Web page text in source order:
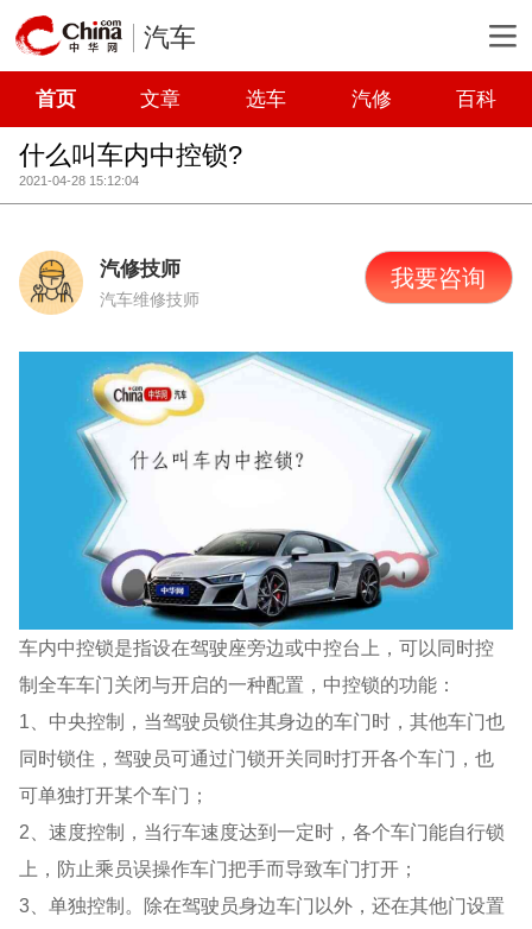
汽车
首页 文章 选车 汽修 百科
什么叫车内中控锁?
2021-04-28 15:12:04
汽修技师
汽车维修技师
我要咨询
车内中控锁是指设在驾驶座旁边或中控台上，可以同时控
制全车车门关闭与开启的一种配置，中控锁的功能：
1、中央控制，当驾驶员锁住其身边的车门时，其他车门也
同时锁住，驾驶员可通过门锁开关同时打开各个车门，也
可单独打开某个车门；
2、速度控制，当行车速度达到一定时，各个车门能自行锁
上，防止乘员误操作车门把手而导致车门打开；
3、单独控制。除在驾驶员身边车门以外，还在其他门设置